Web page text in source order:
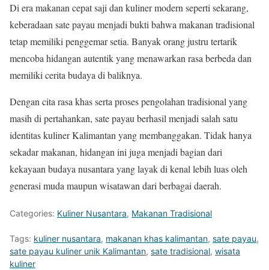
Di era makanan cepat saji dan kuliner modern seperti sekarang,
keberadaan sate payau menjadi bukti bahwa makanan tradisional
tetap memiliki penggemar setia. Banyak orang justru tertarik
mencoba hidangan autentik yang menawarkan rasa berbeda dan
memiliki cerita budaya di baliknya.
Dengan cita rasa khas serta proses pengolahan tradisional yang
masih di pertahankan, sate payau berhasil menjadi salah satu
identitas kuliner Kalimantan yang membanggakan. Tidak hanya
sekadar makanan, hidangan ini juga menjadi bagian dari
kekayaan budaya nusantara yang layak di kenal lebih luas oleh
generasi muda maupun wisatawan dari berbagai daerah.
Categories: Kuliner Nusantara, Makanan Tradisional
Tags: kuliner nusantara, makanan khas kalimantan, sate payau,
sate payau kuliner unik Kalimantan, sate tradisional, wisata
kuliner